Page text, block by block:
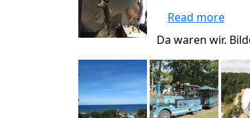
Read more
Da waren wir.